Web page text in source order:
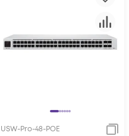
USW-Pro-48-POE